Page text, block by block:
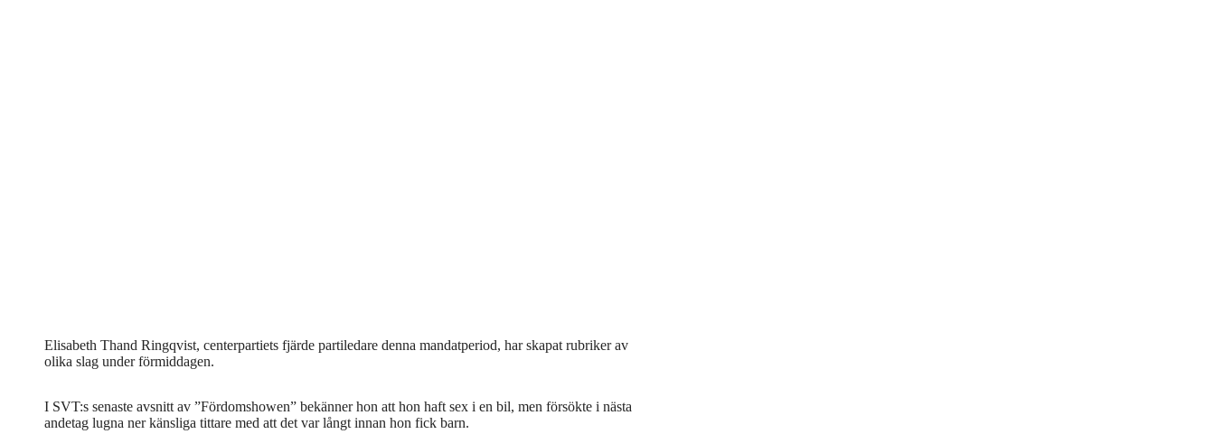
Elisabeth Thand Ringqvist, centerpartiets fjärde partiledare denna mandatperiod, har skapat rubriker av
olika slag under förmiddagen.
I SVT:s senaste avsnitt av ”Fördomshowen” bekänner hon att hon haft sex i en bil, men försökte i nästa
andetag lugna ner känsliga tittare med att det var långt innan hon fick barn.